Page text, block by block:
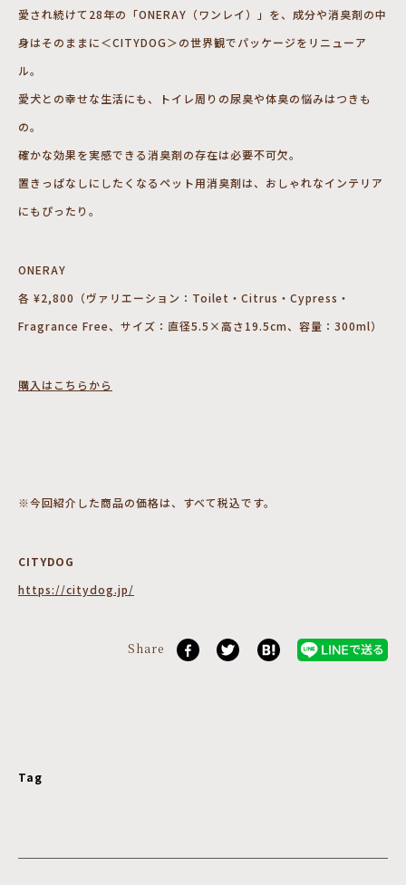
愛され続けて28年の「ONERAY（ワンレイ）」を、成分や消臭剤の中
身はそのままに＜CITYDOG＞の世界観でパッケージをリニューア
ル。
愛犬との幸せな生活にも、トイレ周りの尿臭や体臭の悩みはつきも
の。
確かな効果を実感できる消臭剤の存在は必要不可欠。
置きっぱなしにしたくなるペット用消臭剤は、おしゃれなインテリア
にもぴったり。
ONERAY
各 ¥2,800（ヴァリエーション：Toilet・Citrus・Cypress・
Fragrance Free、サイズ：直径5.5×高さ19.5cm、容量：300ml）
購入はこちらから
※今回紹介した商品の価格は、すべて税込です。
CITYDOG
https://citydog.jp/
Share
Tag